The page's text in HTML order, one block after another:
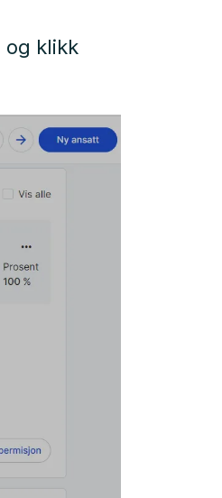
og klikk